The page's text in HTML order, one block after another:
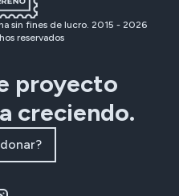
sin fines de lucro. 2015 - 2026
reservados
proyecto
creciendo.